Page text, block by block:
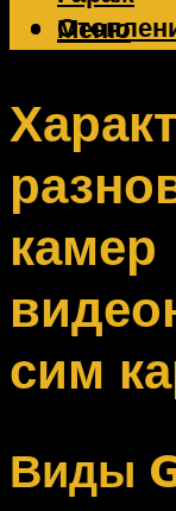
Меню
Меню
камер
сим
Виды